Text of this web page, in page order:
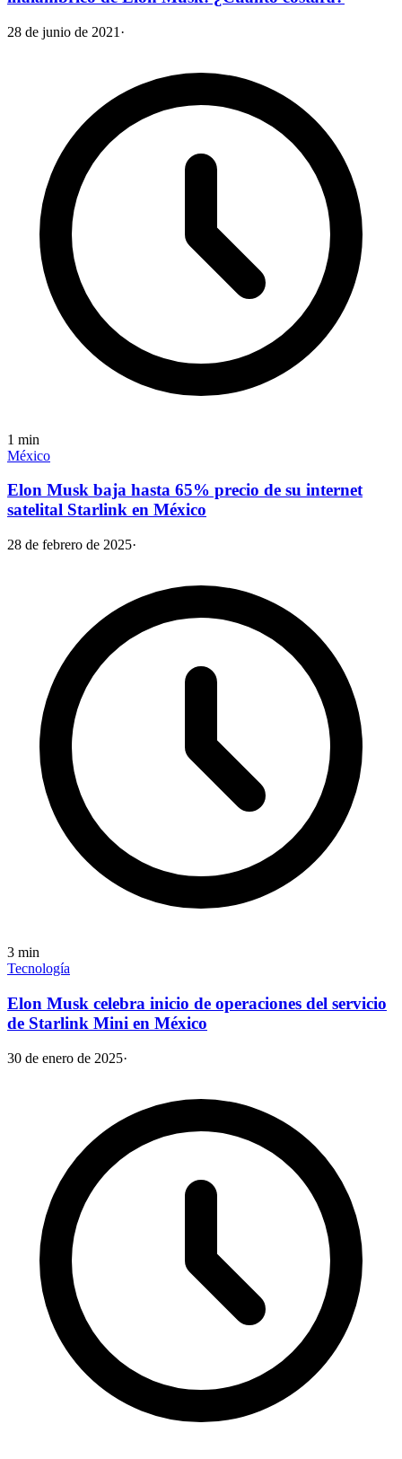
28 de junio de 2021 ·
1 min
México
Elon Musk baja hasta 65% precio de su internet
satelital Starlink en México
28 de febrero de 2025·
3 min
Tecnología
Elon Musk celebra inicio de operaciones del servicio
de Starlink Mini en México
30 de enero de 2025·